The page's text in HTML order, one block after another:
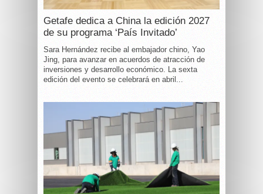
Getafe dedica a China la edición 2027
de su programa ‘País Invitado’
Sara Hernández recibe al embajador chino, Yao
Jing, para avanzar en acuerdos de atracción de
inversiones y desarrollo económico. La sexta
edición del evento se celebrará en abril...